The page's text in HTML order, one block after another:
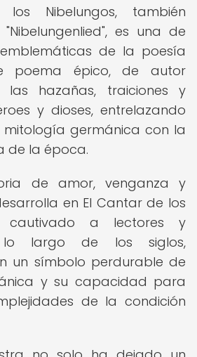
Nibelungos, también
es una de
de la poesía
poema épico, de autor
las hazañas, traiciones y
y dioses, entrelazando
germánica con la
de la época.
de amor, venganza y
en El Cantar de los
cautivado a lectores y
lo largo de los siglos,
un símbolo perdurable de
y su capacidad para
de la condición